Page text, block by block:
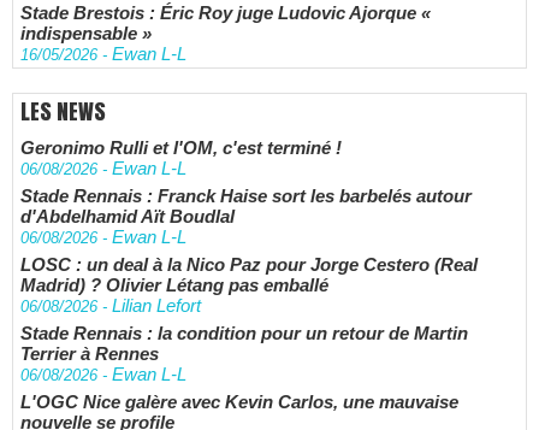
Stade Brestois : Éric Roy juge Ludovic Ajorque «
indispensable »
16/05/2026 - Ewan L-L
LES NEWS
Geronimo Rulli et l'OM, c'est terminé !
06/08/2026 - Ewan L-L
Stade Rennais : Franck Haise sort les barbelés autour
d'Abdelhamid Aït Boudlal
06/08/2026 - Ewan L-L
LOSC : un deal à la Nico Paz pour Jorge Cestero (Real
Madrid) ? Olivier Létang pas emballé
06/08/2026 - Lilian Lefort
Stade Rennais : la condition pour un retour de Martin
Terrier à Rennes
06/08/2026 - Ewan L-L
L'OGC Nice galère avec Kevin Carlos, une mauvaise
nouvelle se profile